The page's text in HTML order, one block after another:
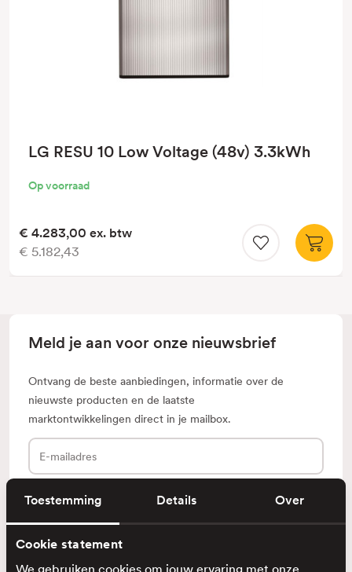
Toestemming Details Over
Cookie statement
LG RESU 10 Low Voltage (48v) 3.3kWh
Op voorraad
€ 4.283,00 ex. btw
€ 5.182,43
Meld je aan voor onze nieuwsbrief
Ontvang de beste aanbiedingen, informatie over de
nieuwste producten en de laatste
marktontwikkelingen direct in je mailbox.
E-
mailadres
Klantenservice